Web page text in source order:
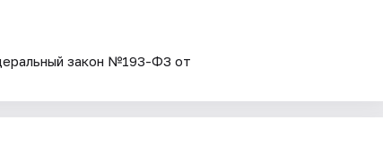
закон №193-ФЗ от